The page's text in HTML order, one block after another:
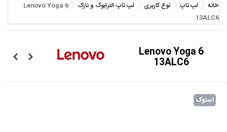
خانه لپ تاپ نوع کاربری لپ تاپ الترابوک و نازک
Lenovo Yoga 6
13ALC6
Lenovo Yoga 6
13ALC6
استوک